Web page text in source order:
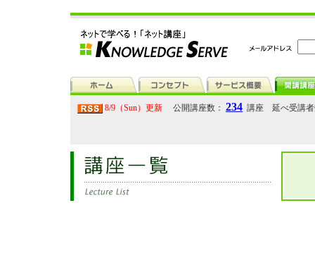
8/9（Sun）更新 公開講座数： 234 講座 延べ受講